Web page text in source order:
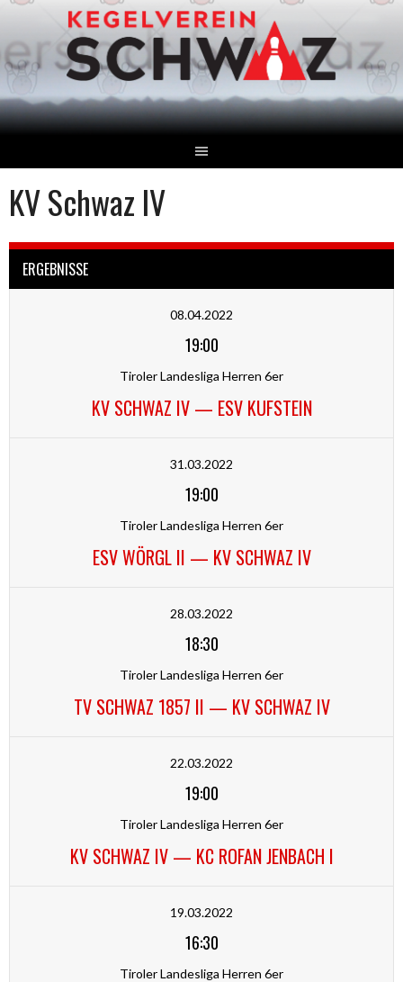
Springe
Inhalt
KV Schwaz IV
ERGEBNISSE
08.04.2022
19:00
Tiroler Landesliga Herren 6er
KV SCHWAZ IV — ESV KUFSTEIN
31.03.2022
19:00
Tiroler Landesliga Herren 6er
ESV WÖRGL II — KV SCHWAZ IV
28.03.2022
18:30
Tiroler Landesliga Herren 6er
TV SCHWAZ 1857 II — KV SCHWAZ IV
22.03.2022
19:00
Tiroler Landesliga Herren 6er
KV SCHWAZ IV — KC ROFAN JENBACH I
19.03.2022
16:30
Tiroler Landesliga Herren 6er